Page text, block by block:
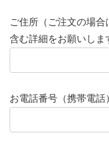
ご住所（ご注文の場
含む詳細をお願いしま
お電話番号（携帯電話